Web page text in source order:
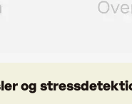
og